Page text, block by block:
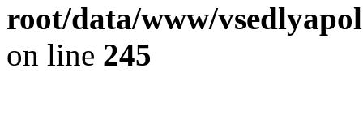
root/data/www/
on line 245